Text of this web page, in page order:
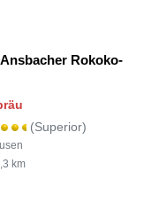
Rokoko-
(Superior)
km